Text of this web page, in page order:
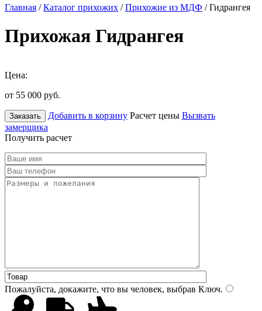
Главная /Каталог прихожих /Прихожие из МДФ / Гидрангея
Прихожая Гидрангея
Цена:
от 55 000 руб.
Заказать Добавить в корзину Расчет цены Вызвать
замерщика
Получить расчет
Пожалуйста, докажите, что вы человек, выбрав Ключ.